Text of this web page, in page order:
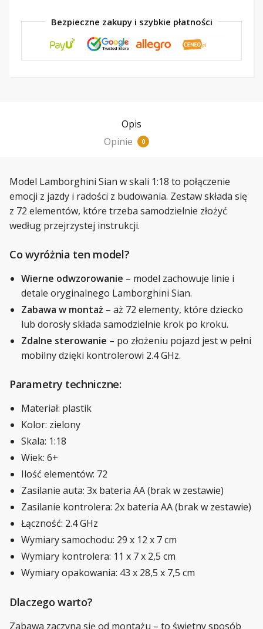
Bezpieczne zakupy i szybkie płatności
Opis
Opinie
0
Model Lamborghini Sian w skali 1:18 to połączenie
emocji z jazdy i radości z budowania. Zestaw składa się
z 72 elementów, które trzeba samodzielnie złożyć
według przejrzystej instrukcji.
Co wyróżnia ten model?
Wierne odwzorowanie – model zachowuje linie i
detale oryginalnego Lamborghini Sian.
Zabawa w montaż – aż 72 elementy, które dziecko
lub dorosły składa samodzielnie krok po kroku.
Zdalne sterowanie – po złożeniu pojazd jest w pełni
mobilny dzięki kontrolerowi 2.4 GHz.
Parametry techniczne:
Materiał: plastik
Kolor: zielony
Skala: 1:18
Wiek: 6+
Ilość elementów: 72
Zasilanie auta: 3x bateria AA (brak w zestawie)
Zasilanie kontrolera: 2x bateria AA (brak w zestawie)
Łączność: 2.4 GHz
Wymiary samochodu: 29 x 12 x 7 cm
Wymiary kontrolera: 11 x 7 x 2,5 cm
Wymiary opakowania: 43 x 28,5 x 7,5 cm
Dlaczego warto?
Zabawa zaczyna się od montażu – to świetny sposób